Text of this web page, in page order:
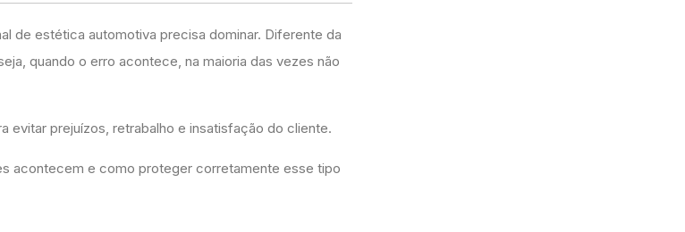
de estética automotiva precisa dominar. Diferente da
quando o erro acontece, na maioria das vezes não
evitar prejuízos, retrabalho e insatisfação do cliente.
acontecem e como proteger corretamente esse tipo